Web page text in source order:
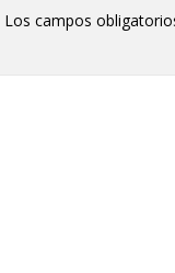
Los campos